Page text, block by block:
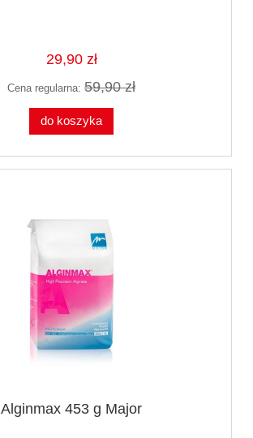
29,90 zł
Cena regularna: 59,90 zł
do koszyka
Alginmax 453 g Major